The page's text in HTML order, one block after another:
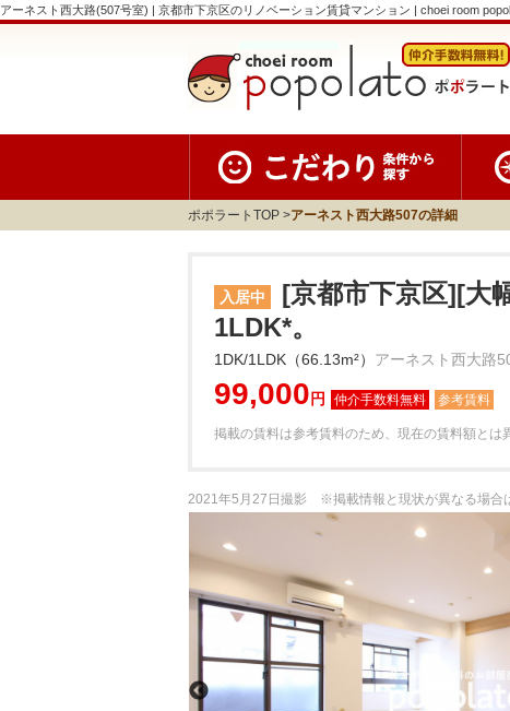
アーネスト西大路(507号室) | 京都市下京区のリノベーション賃貸マンション | choei room
ポポラートTOP アーネスト西大路507の詳細
入居中
[京都市下京区][大
1LDK*。
1DK/1LDK（66.13m²） アーネスト西大路
99,000 円 参考賃料
掲載の賃料は参考賃料のため、現在の賃料額とは
2021年5月27日撮影 ※掲載情報と現状が異なる場合